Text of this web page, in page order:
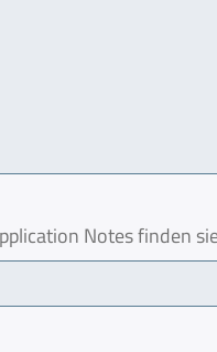
Notes finden